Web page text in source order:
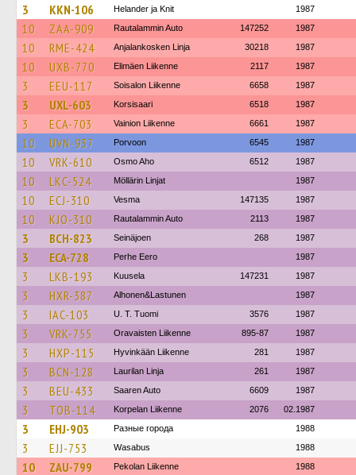
3 KKN-106 Helander ja Knit 1987
10 ZAA-909 Rautalammin Auto 147252 1987
10 RME-424 Anjalankosken Linja 30218 1987
10 UXB-770 Elimäen Liikenne 2117 1987
3 EEU-117 Soisalon Liikenne 6658 1987
3 UXL-603 Korsisaari 6518 1987
3 ECA-703 Vainion Liikenne 6661 1987
10 UVN-937 Porvoon 6545 1987
10 VRK-610 Osmo Aho 6512 1987
10 LKC-524 Möllärin Linjat 1987
10 ECJ-310 Vesma 147135 1987
10 KJO-310 Rautalammin Auto 2113 1987
3 BCH-823 Seinäjoen 268 1987
3 ECA-728 Perhe Eero 1987
3 LKB-193 Kuusela 147231 1987
3 HXR-387 Alhonen&Lastunen 1987
3 IAC-103 U. T. Tuomi 3576 1987
3 VRK-755 Oravaisten Liikenne 895-87 1987
3 HXP-115 Hyvinkään Liikenne 281 1987
3 BCN-128 Laurilan Linja 261 1987
3 BEU-433 Saaren Auto 6609 1987
3 TOB-114 Korpelan Liikenne 2076 02.1987
3 EHJ-903 Разные города 1988
3 EJJ-753 Wasabus 1988
10 ZAU-799 Pekolan Liikenne 1988